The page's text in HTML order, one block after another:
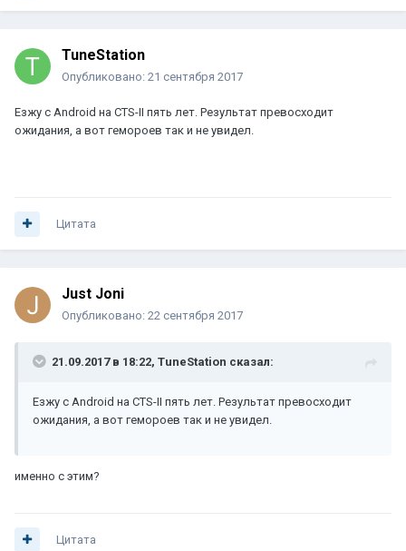
TuneStation
Опубликовано: 21 сентября 2017
Езжу с Android на CTS-II пять лет. Результат превосходит
ожидания, а вот гемороев так и не увидел.
Цитата
Just Joni
Опубликовано: 22 сентября 2017
21.09.2017 в 18:22, TuneStation сказал:
Езжу с Android на CTS-II пять лет. Результат превосходит
ожидания, а вот гемороев так и не увидел.
именно с этим?
Цитата